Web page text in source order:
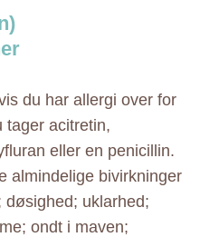
du har allergi over for
tager acitretin,
eller en penicillin.
almindelige bivirkninger
døsighed; uklarhed;
ondt i maven;